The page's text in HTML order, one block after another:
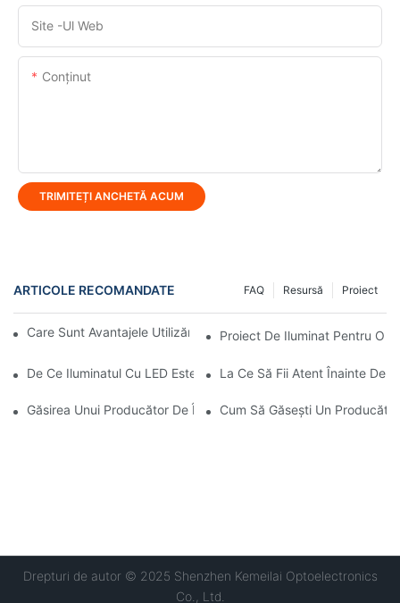
Site -ul Web
Conţinut
TRIMITEȚI ANCHETĂ ACUM
ARTICOLE RECOMANDATE Proiect
Resursă
FAQ
Care Sunt Avantajele Utilizării Luminii LED Pentru Stadion?
Proiect De Iluminat Pentru O
De Ce Iluminatul Cu LED Este Mai Eficient Energetic Decât
La Ce Să Fii Atent Înainte De
Găsirea Unui Producător De Încredere De Lumini LED Pentru
Cum Să Găsești Un
Drepturi de autor © 2025 Shenzhen Kemeilai Optoelectronics
Co., Ltd.